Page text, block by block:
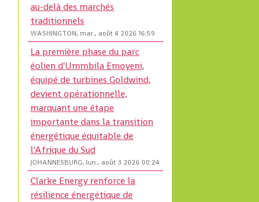
au-delà des marchés
traditionnels
WASHINGTON, mar., août 4 2026 16:59
La première phase du parc
éolien d'Ummbila Emoyeni,
équipé de turbines Goldwind,
devient opérationnelle,
marquant une étape
importante dans la transition
énergétique équitable de
l'Afrique du Sud
JOHANNESBURG, lun., août 3 2026 00:24
Clarke Energy renforce la
résilience énergétique de